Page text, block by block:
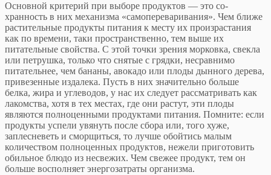
Основной критерий при выборе продуктов — это со­
хранность в них механизма «самопереваривания». Чем ближе
растительные продукты питания к месту их про­израстания
как по времени, таки пространственно, тем выше их
питательные свойства. С этой точки зрения морковка, свекла
или петрушка, только что снятые с грядки, несравнимо
питательнее, чем бананы, авока­до или плоды дынного дерева,
привезенные издалека. Пусть в них значительно больше
белка, жира и углево­дов, у нас их следует рассматривать как
лакомства, хотя в тех местах, где они растут, эти плоды
являются полноценными продуктами питания. Помните: если
продукты успели увянуть после сбора или, того хуже,
заплесневеть и сморщиться, то лучше обойтись малым
количеством полноценных продуктов, нежели пригото­вить
обильное блюдо из несвежих. Чем свежее продукт, тем он
больше восполняет энергозатраты организма.